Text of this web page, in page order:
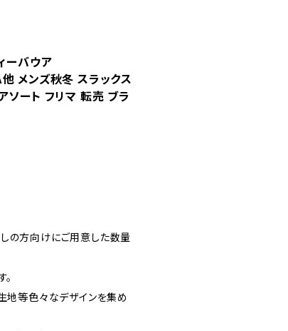
ーバウア
メンズ秋冬 スラックス
ソート フリマ 転売 ブラ
の方向けにご用意した数量
地等色々なデザインを集め